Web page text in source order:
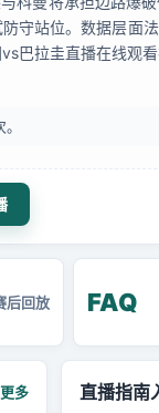
守站位。数据层面
巴拉圭直播在线观
后回放 FAQ
多 直播指南